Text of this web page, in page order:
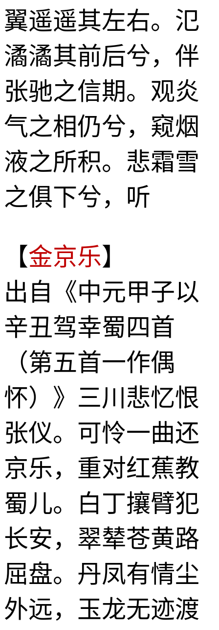
翼遥遥其左右。氾
潏潏其前后兮，伴
张驰之信期。观炎
气之相仍兮，窥烟
液之所积。悲霜雪
之俱下兮，听
【金京乐】
出自《中元甲子以
辛丑驾幸蜀四首
（第五首一作偶
怀）》三川悲忆恨
张仪。可怜一曲还
京乐，重对红蕉教
蜀儿。白丁攘臂犯
长安，翠辇苍黄路
屈盘。丹凤有情尘
外远，玉龙无迹渡